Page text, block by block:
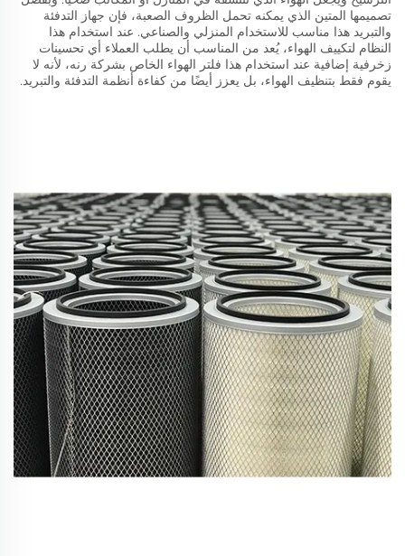
تصميمها المتين الذي يمكنه تحمل الظروف الصعبة، فإن جهاز التدفئة
والتبريد هذا مناسب للاستخدام المنزلي والصناعي. عند استخدام هذا
النظام لتكييف الهواء، يُعد من المناسب أن يطلب العملاء أي تحسينات
زخرفية إضافية عند استخدام هذا فلتر الهواء الخاص بشركة رنه، لأنه لا
يقوم فقط بتنظيف الهواء، بل يعزز أيضًا من كفاءة أنظمة التدفئة والتبريد.